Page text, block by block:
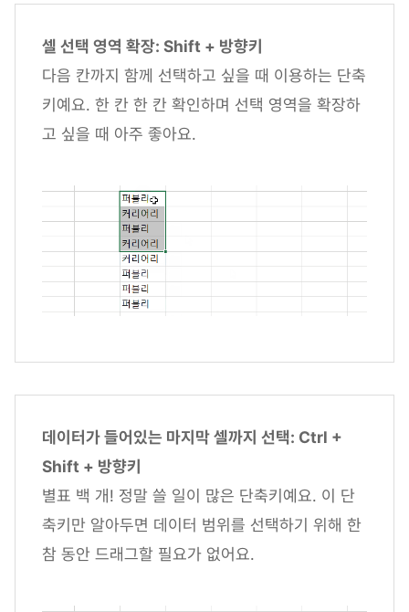
셀 선택 영역 확장: Shift + 방향키
다음 칸까지 함께 선택하고 싶을 때 이용하는 단축
키예요. 한 칸 한 칸 확인하며 선택 영역을 확장하
고 싶을 때 아주 좋아요.
데이터가 들어있는 마지막 셀까지 선택: Ctrl +
Shift + 방향키
별표 백 개! 정말 쓸 일이 많은 단축키예요. 이 단
축키만 알아두면 데이터 범위를 선택하기 위해 한
참 동안 드래그할 필요가 없어요.